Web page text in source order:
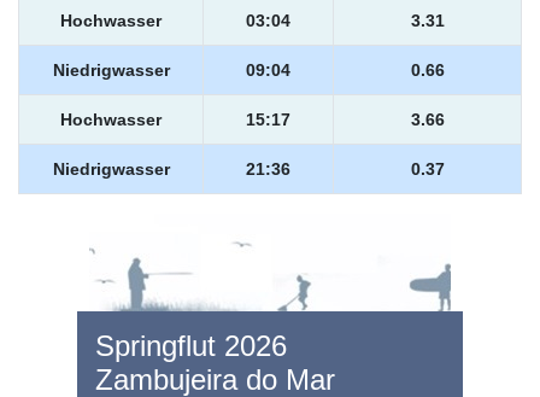
Hochwasser 03:04 3.31
Niedrigwasser 09:04 0.66
Hochwasser 15:17 3.66
Niedrigwasser 21:36 0.37
Springflut 2026
Zambujeira do Mar